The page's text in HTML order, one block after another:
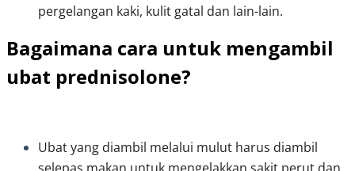
pergelangan kaki, kulit gatal dan lain-lain.
Bagaimana cara untuk mengambil
ubat prednisolone?
Ubat yang diambil melalui mulut harus diambil
selepas makan untuk mengelakkan sakit perut dan